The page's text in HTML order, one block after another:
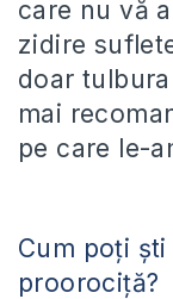
care nu vă
zidire
doar
mai
pe care le-
Cum poți
proorociță?